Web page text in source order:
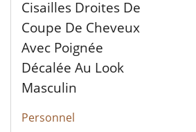
Cisailles Droites De
Coupe De Cheveux
Avec Poignée
Décalée Au Look
Masculin
Personnel